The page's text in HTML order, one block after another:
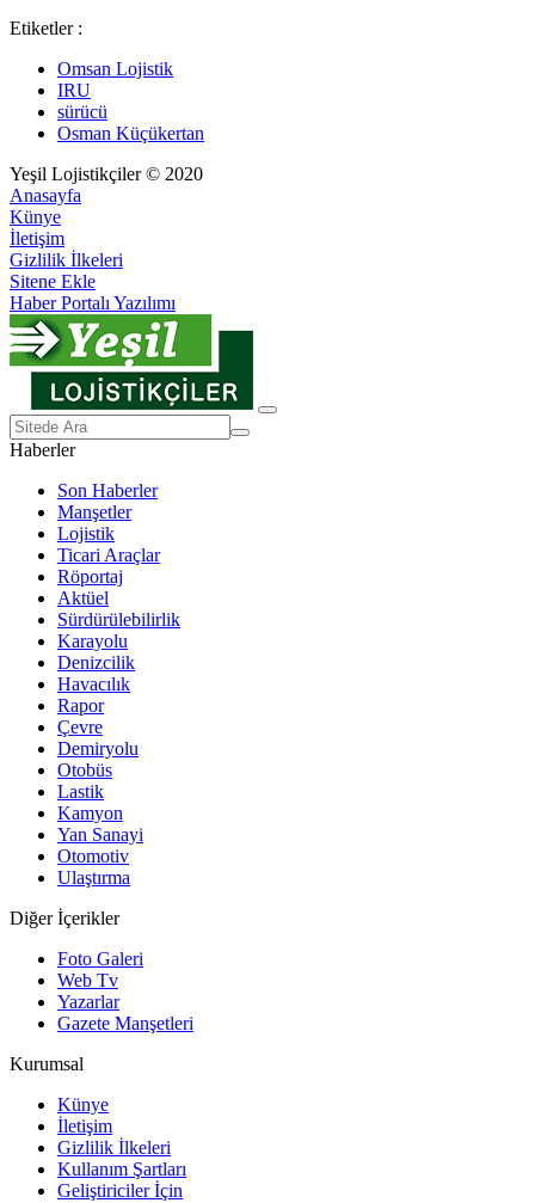
Etiketler :
Omsan Lojistik
IRU
sürücü
Osman Küçükertan
Yeşil Lojistikçiler © 2020
Anasayfa
Künye
İletişim
Gizlilik İlkeleri
Sitene Ekle
Haber Portalı Yazılımı
Haberler
Son Haberler
Manşetler
Lojistik
Ticari Araçlar
Röportaj
Aktüel
Sürdürülebilirlik
Karayolu
Denizcilik
Havacılık
Rapor
Çevre
Demiryolu
Otobüs
Lastik
Kamyon
Yan Sanayi
Otomotiv
Ulaştırma
Diğer İçerikler
Foto Galeri
Web Tv
Yazarlar
Gazete Manşetleri
Kurumsal
Künye
İletişim
Gizlilik İlkeleri
Kullanım Şartları
Geliştiriciler İçin